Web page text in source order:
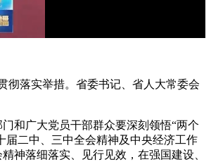
落实举措。省委书记、省人大常委会
和广大党员干部群众要深刻领悟“两个
届二中、三中全会精神及中央经济工作
神落细落实、见行见效，在强国建设、